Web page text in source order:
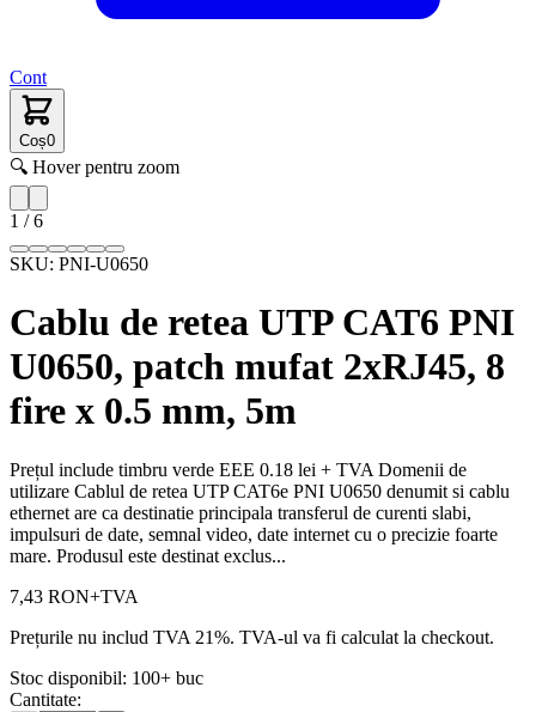
Cont
Coș0
🔍 Hover pentru zoom
1 /6
SKU: PNI-U0650
Cablu de retea UTP CAT6 PNI
U0650, patch mufat 2xRJ45, 8
fire x 0.5 mm, 5m
Prețul include timbru verde EEE 0.18 lei + TVA Domenii de
utilizare Cablul de retea UTP CAT6e PNI U0650 denumit si cablu
ethernet are ca destinatie principala transferul de curenti slabi,
impulsuri de date, semnal video, date internet cu o precizie foarte
mare. Produsul este destinat exclus...
7,43 RON+TVA
Prețurile nu includ TVA 21%. TVA-ul va fi calculat la checkout.
Stoc disponibil: 100+ buc
Cantitate: